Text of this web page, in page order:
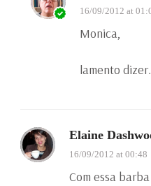
16/09/2012 at
Monica,
lamento
Elaine
16/09/2012 at 00:48
Com essa